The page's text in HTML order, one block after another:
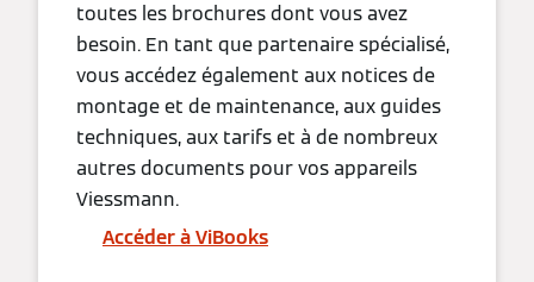
toutes les brochures dont vous avez
besoin. En tant que partenaire spécialisé,
vous accédez également aux notices de
montage et de maintenance, aux guides
techniques, aux tarifs et à de nombreux
autres documents pour vos appareils
Viessmann.
Accéder à ViBooks